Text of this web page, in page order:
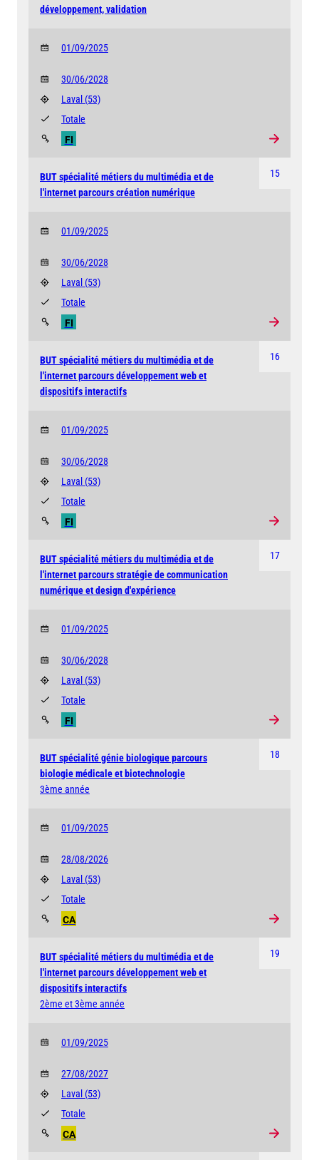
développement, validation
01/09/2025
30/06/2028
Laval (53)
FI
Totale
15
BUT spécialité métiers du multimédia et de
l'internet parcours création numérique
01/09/2025
30/06/2028
Laval (53)
FI
Totale
16
BUT spécialité métiers du multimédia et de
l'internet parcours développement web et
dispositifs interactifs
01/09/2025
30/06/2028
Laval (53)
FI
Totale
17
BUT spécialité métiers du multimédia et de
l'internet parcours stratégie de communication
numérique et design d'expérience
01/09/2025
30/06/2028
Laval (53)
FI
Totale
18
BUT spécialité génie biologique parcours
biologie médicale et biotechnologie
3ème année
01/09/2025
28/08/2026
Laval (53)
CA
Totale
19
BUT spécialité métiers du multimédia et de
l'internet parcours développement web et
dispositifs interactifs
2ème et 3ème année
01/09/2025
27/08/2027
Laval (53)
CA
Totale